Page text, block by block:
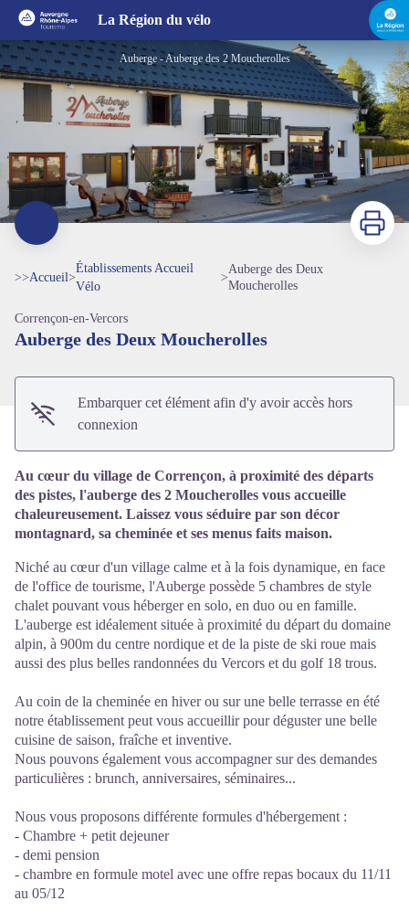
La Région du vélo
Auberge - Auberge des 2 Moucherolles
Imprimer
>>Accueil>
Établissements Accueil
Vélo
>
Auberge des Deux
Moucherolles
Corrençon-en-Vercors
Auberge des Deux Moucherolles
Embarquer cet élément afin d'y avoir accès hors
connexion
Au cœur du village de Corrençon, à proximité des départs
des pistes, l'auberge des 2 Moucherolles vous accueille
chaleureusement. Laissez vous séduire par son décor
montagnard, sa cheminée et ses menus faits maison.
Niché au cœur d'un village calme et à la fois dynamique, en face
de l'office de tourisme, l'Auberge possède 5 chambres de style
chalet pouvant vous héberger en solo, en duo ou en famille.
L'auberge est idéalement située à proximité du départ du domaine
alpin, à 900m du centre nordique et de la piste de ski roue mais
aussi des plus belles randonnées du Vercors et du golf 18 trous.
Au coin de la cheminée en hiver ou sur une belle terrasse en été
notre établissement peut vous accueillir pour déguster une belle
cuisine de saison, fraîche et inventive.
Nous pouvons également vous accompagner sur des demandes
particulières : brunch, anniversaires, séminaires...
Nous vous proposons différente formules d'hébergement :
- Chambre + petit dejeuner
- demi pension
- chambre en formule motel avec une offre repas bocaux du 11/11
au 05/12